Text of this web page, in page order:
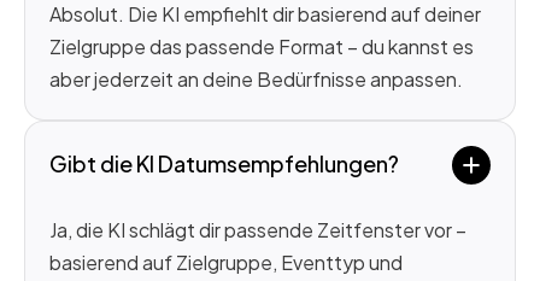
Absolut. Die KI empfiehlt dir basierend auf deiner
Zielgruppe das passende Format – du kannst es
aber jederzeit an deine Bedürfnisse anpassen.
Gibt die KI Datumsempfehlungen?
Ja, die KI schlägt dir passende Zeitfenster vor –
basierend auf Zielgruppe, Eventtyp und